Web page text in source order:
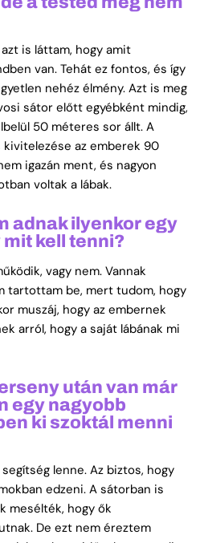
is láttam, hogy amit
van. Tehát ez fontos, és így
nehéz élmény. Azt is meg
sátor előtt egyébként mindig,
50 méteres sor állt. A
kivitelezése az emberek 90
igazán ment, és nagyon
voltak a lábak.
adnak ilyenkor egy
kell tenni?
vagy nem. Vannak
tartottam be, mert tudom, hogy
muszáj, hogy az embernek
arról, hogy a saját lábának mi
után van már
egy nagyobb
ki szoktál menni
lenne. Az biztos, hogy
edzeni. A sátorban is
mesélték, hogy ők
De ezt nem éreztem